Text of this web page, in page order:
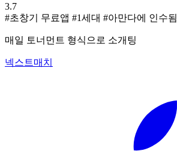
3.7
#초창기 무료앱 #1세대 #아만다에 인수됨
매일 토너먼트 형식으로 소개팅
넥스트매치